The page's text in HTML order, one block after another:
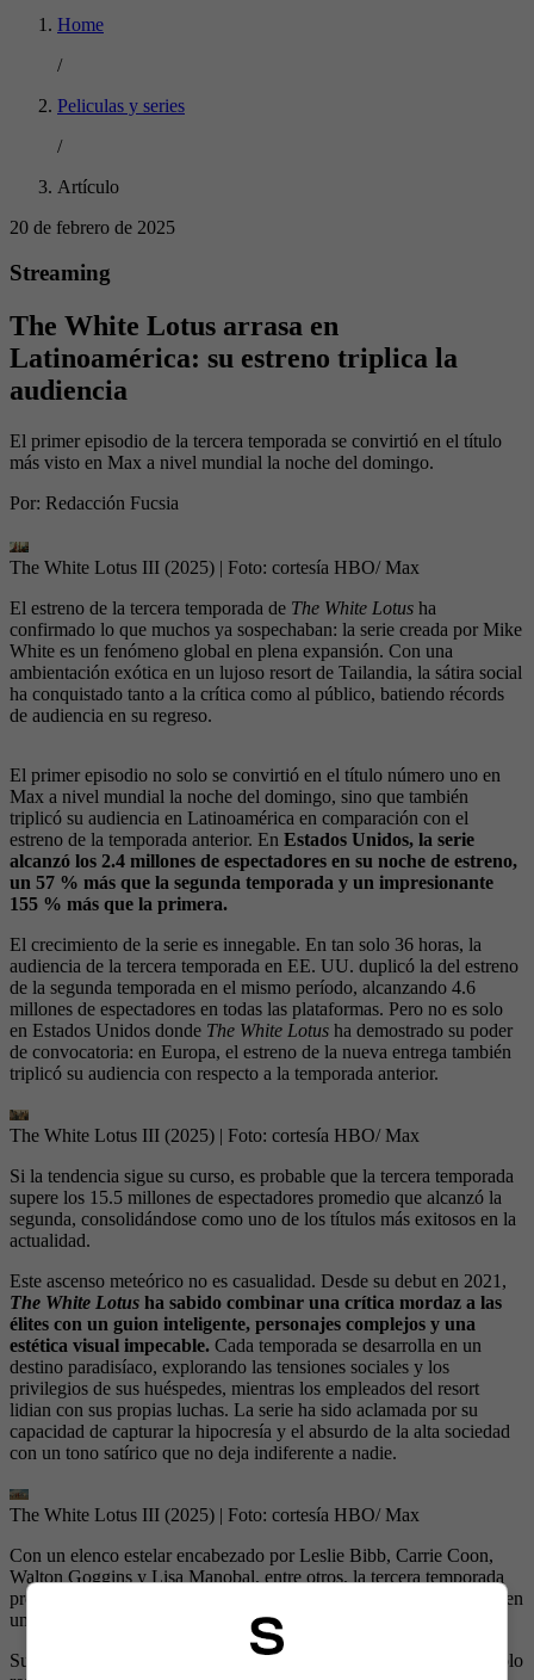
Home
/
Peliculas y series
/
Artículo
20 de febrero de 2025
Streaming
The White Lotus arrasa en
Latinoamérica: su estreno triplica la
audiencia
El primer episodio de la tercera temporada se convirtió en el título
más visto en Max a nivel mundial la noche del domingo.
Por: Redacción Fucsia
The White Lotus III (2025) | Foto: cortesía HBO/ Max
El estreno de la tercera temporada de The White Lotus ha
confirmado lo que muchos ya sospechaban: la serie creada por Mike
White es un fenómeno global en plena expansión. Con una
ambientación exótica en un lujoso resort de Tailandia, la sátira social
ha conquistado tanto a la crítica como al público, batiendo récords
de audiencia en su regreso.
El primer episodio no solo se convirtió en el título número uno en
Max a nivel mundial la noche del domingo, sino que también
triplicó su audiencia en Latinoamérica en comparación con el
estreno de la temporada anterior. En Estados Unidos, la serie
alcanzó los 2.4 millones de espectadores en su noche de estreno,
un 57 % más que la segunda temporada y un impresionante
155 % más que la primera.
El crecimiento de la serie es innegable. En tan solo 36 horas, la
audiencia de la tercera temporada en EE. UU. duplicó la del estreno
de la segunda temporada en el mismo período, alcanzando 4.6
millones de espectadores en todas las plataformas. Pero no es solo
en Estados Unidos donde The White Lotus ha demostrado su poder
de convocatoria: en Europa, el estreno de la nueva entrega también
triplicó su audiencia con respecto a la temporada anterior.
The White Lotus III (2025) | Foto: cortesía HBO/ Max
Si la tendencia sigue su curso, es probable que la tercera temporada
supere los 15.5 millones de espectadores promedio que alcanzó la
segunda, consolidándose como uno de los títulos más exitosos en la
actualidad.
Este ascenso meteórico no es casualidad. Desde su debut en 2021,
The White Lotus ha sabido combinar una crítica mordaz a las
élites con un guion inteligente, personajes complejos y una
estética visual impecable. Cada temporada se desarrolla en un
destino paradisíaco, explorando las tensiones sociales y los
privilegios de sus huéspedes, mientras los empleados del resort
lidian con sus propias luchas. La serie ha sido aclamada por su
capacidad de capturar la hipocresía y el absurdo de la alta sociedad
con un tono satírico que no deja indiferente a nadie.
The White Lotus III (2025) | Foto: cortesía HBO/ Max
Con un elenco estelar encabezado por Leslie Bibb, Carrie Coon,
Walton Goggins y Lisa Manobal, entre otros, la tercera temporada
promete mantener la calidad que ha convertido a
en
una de las producciones más influyentes de los últimos años.
Su éxito arrollador en Latinoamérica y en el resto del mundo no solo